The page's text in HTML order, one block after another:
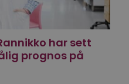
har sett
prognos på